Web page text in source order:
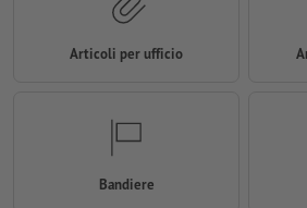
Articoli per ufficio
Bandiere